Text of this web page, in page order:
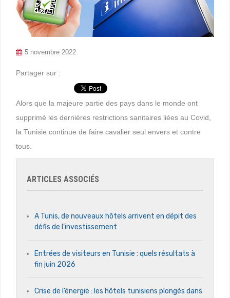
5 novembre 2022
Partager sur :
Alors que la majeure partie des pays dans le monde ont
supprimé les dernières restrictions sanitaires liées au Covid,
la Tunisie continue de faire cavalier seul envers et contre
tous.
ARTICLES ASSOCIÉS
A Tunis, de nouveaux hôtels arrivent en dépit des
défis de l’investissement
Entrées de visiteurs en Tunisie : quels résultats à
fin juin 2026
Crise de l’énergie : les hôtels tunisiens plongés dans